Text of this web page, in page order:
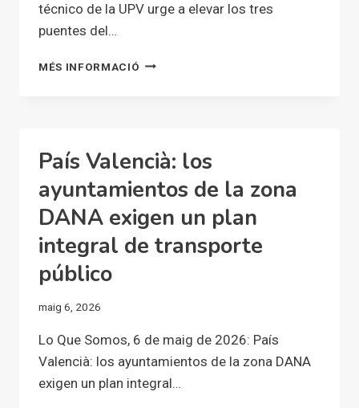
técnico de la UPV urge a elevar los tres
puentes del…
MÉS INFORMACIÓ UN
A
ELEVAR
LOS
TRES
PUENTES
DEL
RIESGO
DE
INUNDACIÓN
EN
País Valencià: los
ayuntamientos de la zona
DANA exigen un plan
integral de transporte
público
maig 6, 2026
Lo Que Somos, 6 de maig de 2026: País
Valencià: los ayuntamientos de la zona DANA
exigen un plan integral…